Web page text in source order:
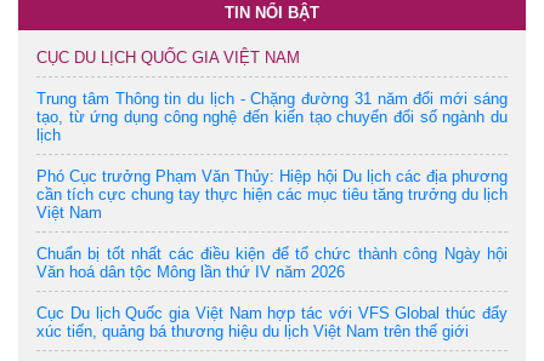
TIN NỔI BẬT
CỤC DU LỊCH QUỐC GIA VIỆT NAM
Trung tâm Thông tin du lịch - Chặng đường 31 năm đổi mới sáng
tạo, từ ứng dụng công nghệ đến kiến tạo chuyển đổi số ngành du
lịch
Phó Cục trưởng Phạm Văn Thủy: Hiệp hội Du lịch các địa phương
cần tích cực chung tay thực hiện các mục tiêu tăng trưởng du lịch
Việt Nam
Chuẩn bị tốt nhất các điều kiện để tổ chức thành công Ngày hội
Văn hoá dân tộc Mông lần thứ IV năm 2026
Cục Du lịch Quốc gia Việt Nam hợp tác với VFS Global thúc đẩy
xúc tiến, quảng bá thương hiệu du lịch Việt Nam trên thế giới